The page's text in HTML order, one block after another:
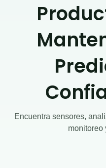
Encuentra sensores,
monitoreo